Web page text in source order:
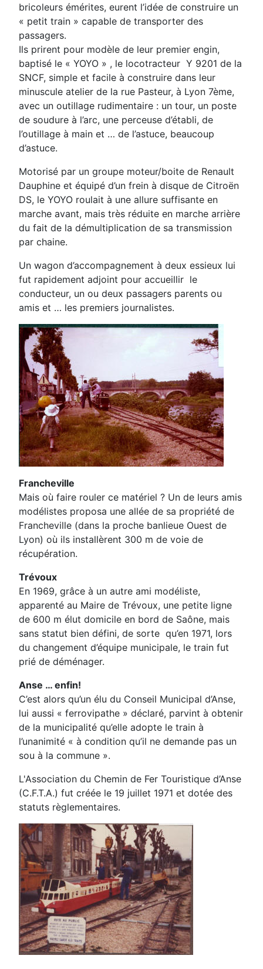
bricoleurs émérites, eurent l’idée de construire un
« petit train » capable de transporter des
passagers.
Ils prirent pour modèle de leur premier engin,
baptisé le « YOYO » , le locotracteur Y 9201 de la
SNCF, simple et facile à construire dans leur
minuscule atelier de la rue Pasteur, à Lyon 7ème,
avec un outillage rudimentaire : un tour, un poste
de soudure à l’arc, une perceuse d’établi, de
l’outillage à main et … de l’astuce, beaucoup
d’astuce.
Motorisé par un groupe moteur/boite de Renault
Dauphine et équipé d’un frein à disque de Citroën
DS, le YOYO roulait à une allure suffisante en
marche avant, mais très réduite en marche arrière
du fait de la démultiplication de sa transmission
par chaine.
Un wagon d’accompagnement à deux essieux lui
fut rapidement adjoint pour accueillir le
conducteur, un ou deux passagers parents ou
amis et … les premiers journalistes.
Francheville
Mais où faire rouler ce matériel ? Un de leurs amis
modélistes proposa une allée de sa propriété de
Francheville (dans la proche banlieue Ouest de
Lyon) où ils installèrent 300 m de voie de
récupération.
Trévoux
En 1969, grâce à un autre ami modéliste,
apparenté au Maire de Trévoux, une petite ligne
de 600 m élut domicile en bord de Saône, mais
sans statut bien défini, de sorte qu’en 1971, lors
du changement d’équipe municipale, le train fut
prié de déménager.
Anse … enfin!
C’est alors qu’un élu du Conseil Municipal d’Anse,
lui aussi « ferrovipathe » déclaré, parvint à obtenir
de la municipalité qu’elle adopte le train à
l’unanimité « à condition qu’il ne demande pas un
sou à la commune ».
L'Association du Chemin de Fer Touristique d’Anse
(C.F.T.A.) fut créée le 19 juillet 1971 et dotée des
statuts règlementaires.